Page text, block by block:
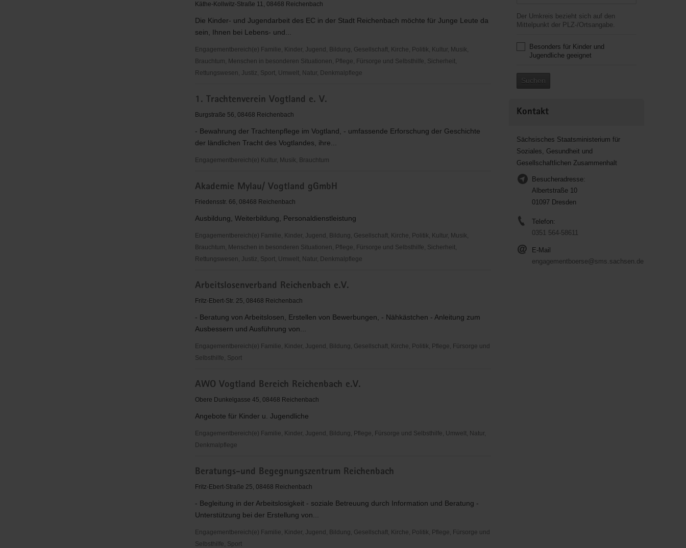
Limbach
Käthe-Kollwitz-Straße 11, 08468 Reichenbach
Die Kinder- und Jugendarbeit des EC in der Stadt Reichenbach möchte für Junge Leute da
sein, Ihnen bei Lebens- und...
Engagementbereich(e) Familie, Kinder, Jugend, Bildung, Gesellschaft, Kirche, Politik, Kultur, Musik,
Brauchtum, Menschen in besonderen Situationen, Pflege, Fürsorge und Selbsthilfe, Sicherheit,
Rettungswesen, Justiz, Sport, Umwelt, Natur, Denkmalpflege
für
Christus"
Reichenbach
1. Trachtenverein Vogtland e. V.
Burgstraße 56, 08468 Reichenbach
- Bewahrung der Trachtenpflege im Vogtland, - umfassende Erforschung der Geschichte
der ländlichen Tracht des Vogtlandes, ihre...
Engagementbereich(e) Kultur, Musik, Brauchtum
Trachtenverein
Vogtland
V.
Akademie Mylau/ Vogtland gGmbH
Friedensstr. 66, 08468 Reichenbach
Ausbildung, Weiterbildung, Personaldienstleistung
Engagementbereich(e) Familie, Kinder, Jugend, Bildung, Gesellschaft, Kirche, Politik, Kultur, Musik,
Brauchtum, Menschen in besonderen Situationen, Pflege, Fürsorge und Selbsthilfe, Sicherheit,
Rettungswesen, Justiz, Sport, Umwelt, Natur, Denkmalpflege
Mylau/
Vogtland
Arbeitslosenverband Reichenbach e.V.
Fritz-Ebert-Str. 25, 08468 Reichenbach
- Beratung von Arbeitslosen, Erstellen von Bewerbungen, - Nähkästchen - Anleitung zum
Ausbessern und Ausführung von...
Engagementbereich(e) Familie, Kinder, Jugend, Bildung, Gesellschaft, Kirche, Politik, Pflege, Fürsorge und
Selbsthilfe, Sport
Reichenbach
e.V.
AWO Vogtland Bereich Reichenbach e.V.
Obere Dunkelgasse 45, 08468 Reichenbach
Angebote für Kinder u. Jugendliche
Engagementbereich(e) Familie, Kinder, Jugend, Bildung, Pflege, Fürsorge und Selbsthilfe, Umwelt, Natur,
Denkmalpflege
Vogtland
Bereich
e.V.
Beratungs-und Begegnungszentrum Reichenbach
Fritz-Ebert-Straße 25, 08468 Reichenbach
- Begleitung in der Arbeitslosigkeit - soziale Betreuung durch Information und Beratung -
Unterstützung bei der Erstellung von...
Engagementbereich(e) Familie, Kinder, Jugend, Bildung, Gesellschaft, Kirche, Politik, Pflege, Fürsorge und
Selbsthilfe, Sport
Der Umkreis bezieht sich auf den
Mittelpunkt der PLZ-/Ortsangabe.
Besonders für Kinder und
Jugendliche geeignet
Suchen
Kontakt
Sächsisches Staatsministerium für
Soziales, Gesundheit und
Gesellschaftlichen Zusammenhalt
Besucheradresse:
Albertstraße 10
01097 Dresden
Telefon:
0351 564-58611
E-Mail
engagementboerse@sms.sachsen.de